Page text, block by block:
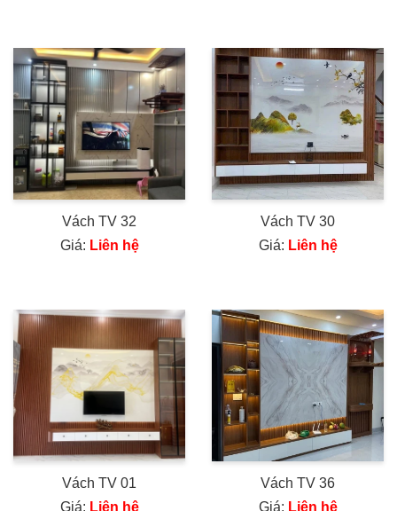
Vách TV 32
Giá: Liên hệ
Vách TV 30
Giá: Liên hệ
Vách TV 01
Giá: Liên hệ
Vách TV 36
Giá: Liên hệ